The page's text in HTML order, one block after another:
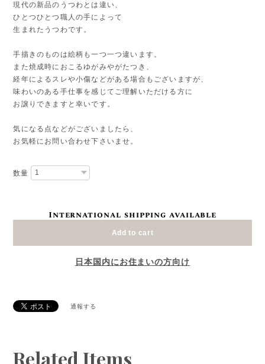
現代の新品のうつわとは違い、
ひとつひとつ職人の手によって
生まれたうつわです。
手描きのものは絵柄も一つ一つ違います。
また焼成時におこるゆがみやがたつき、
経年によるスレや小傷などがある場合もございますが、
味わいのある手仕事を感じてご理解いただける方に
お譲りできますと幸いです。
気になる点などがございましたら、
お気軽にお問い合わせ下さいませ。
数量
International shipping available
Add to cart
日本国内にお住まいの方向け
通報する
Related Items